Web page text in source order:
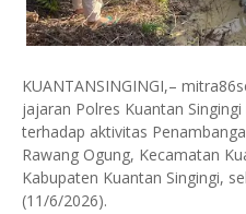
KUANTANSINGINGI,–
jajaran Polres Kuantan
terhadap aktivitas
Rawang Ogung, Kecamatan
Kabupaten Kuantan Singingi,
(11/6/2026).